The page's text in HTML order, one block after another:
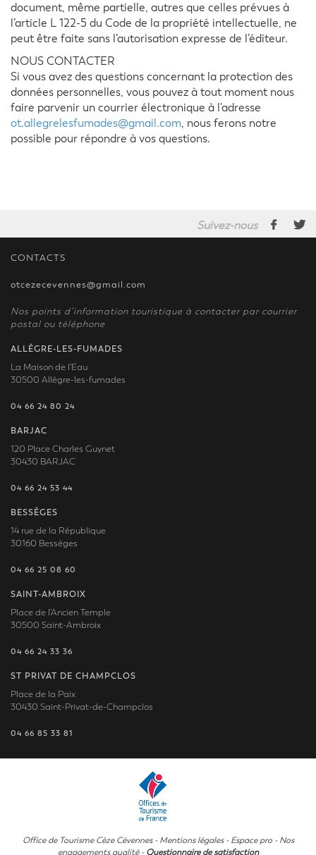
document, même partielle, autres que celles prévues à
l’article L 122-5 du Code de la propriété intellectuelle, ne
peut être faite sans l’autorisation expresse de l’éditeur.
NOUS CONTACTER
Si vous avez des questions concernant la protection des
données personnelles, vous pouvez à tout moment nous
faire parvenir un courrier électronique à l'adresse
ot.allegrelesfumades@gmail.com, nous ferons notre
possible pour répondre à vos questions.
Suivez-nous
CONTACTS
otcezecevennes@gmail.com
Nos points d’information touristique à contacter par courrier
postal ou téléphone
ALLÈGRE-LES-FUMADES
La Maison de l'Eau
30500 Allègre-les-fumades
04 66 24 80 24
BARJAC
120 Place Charles Guynet
30430 BARJAC
04 66 24 53 44
BESSÈGES
14 rue de la République
30160 Bessèges
04 66 25 08 60
SAINT-AMBROIX
Place de l'Ancien Temple
30500 Saint-Ambroix
04 66 24 33 36
ST PRIVAT DE CHAMPCLOS
Place de la Paix
30430 Saint-Privat-de-Champclos
04 66 85 33 81
Office de Tourisme Cèze Cévennes - Mentions légales- Espace pro- Nos
engagements qualité- Questionnaire de satisfaction